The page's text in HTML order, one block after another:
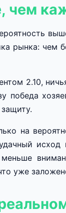
чем
рынка: чем
2.10,
победа
на
исход
уже